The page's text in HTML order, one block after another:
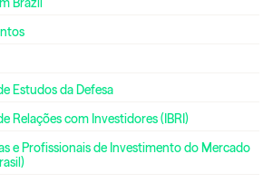
Estudos da Defesa
Relações com Investidores (IBRI)
e Profissionais de Investimento do Mercado